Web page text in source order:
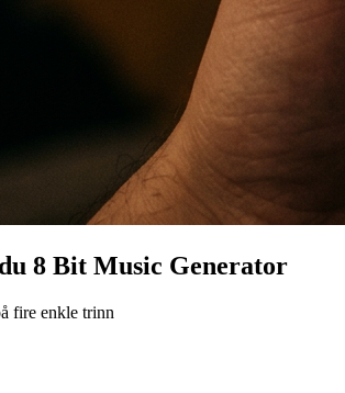
8 Bit Music Generator
fire enkle trinn